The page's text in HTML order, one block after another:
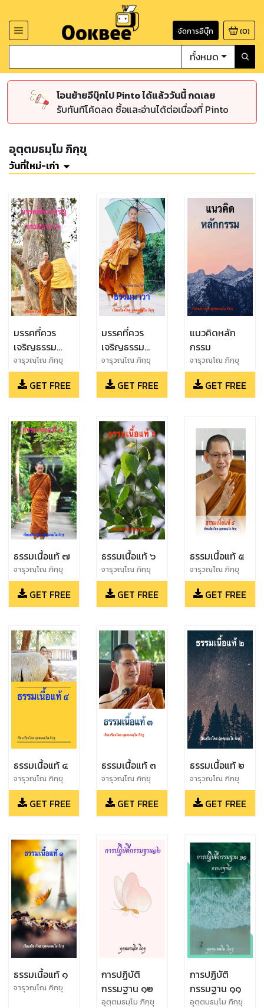
จัดการอีบุ๊ก (0)
ทั้งหมด
โอนย้ายอีบุ๊กไป Pinto ได้แล้ววันนี้ กดเลย
รับทันทีโค้ดลด ซื้อและอ่านได้ต่อเนื่องที่ Pinto
อุตฺตมธมฺโม ภิกฺขุ
วันที่ใหม่-เก่า
มรรคที่ควร
เจริญธรรม
นาวา ๒
จารุวณฺโณ ภิกฺขุ
GET FREE
มรรคที่ควร
เจริญธรรม
นาวา
จารุวณฺโณ ภิกฺขุ
GET FREE
แนวคิดหลัก
กรรม
จารุวณฺโณ ภิกฺขุ
GET FREE
ธรรมเนื้อแท้ ๗
จารุวณฺโณ ภิกฺขุ
GET FREE
ธรรมเนื้อแท้ ๖
จารุวณฺโณ ภิกฺขุ
GET FREE
ธรรมเนื้อแท้ ๕
จารุวณฺโณ ภิกฺขุ
GET FREE
ธรรมเนื้อแท้ ๔
จารุวณฺโณ ภิกฺขุ
GET FREE
ธรรมเนื้อแท้ ๓
จารุวณฺโณ ภิกฺขุ
GET FREE
ธรรมเนื้อแท้ ๒
จารุวณฺโณ ภิกฺขุ
GET FREE
ธรรมเนื้อแท้ ๑
จารุวณฺโณ ภิกฺขุ
การปฏิบัติ
กรรมฐาน ๑๒
อุตฺตมธมฺโม ภิกฺขุ
การปฏิบัติ
กรรมฐาน ๑๑
อุตฺตมธมฺโม ภิกฺขุ